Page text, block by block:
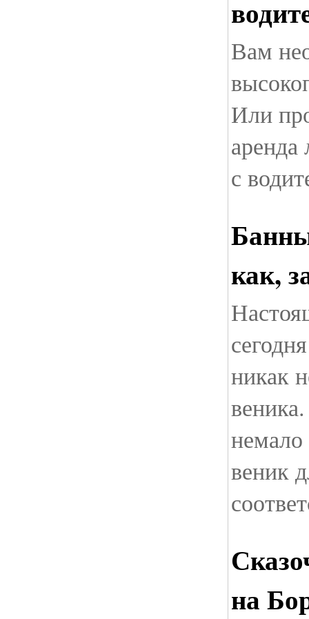
Вам
Или
аренда
с
как,
никак
веник
на